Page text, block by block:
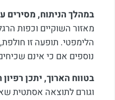
במהלך הניתוח, מסירים
מאזור השוקיים וכפות
הלימפטי. תופעה זו
נוספים אם כי אינם
בטווח הארוך, יתכן רפיון
וגורם לתוצאה אסתטית